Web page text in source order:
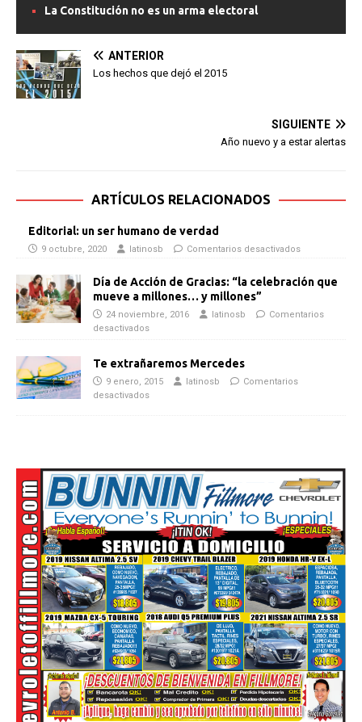
La Constitución no es un arma electoral
ANTERIOR
Los hechos que dejó el 2015
SIGUIENTE
Año nuevo y a estar alertas
ARTÍCULOS RELACIONADOS
Editorial: un ser humano de verdad
9 octubre, 2020 latinosb Comentarios desactivados
Día de Acción de Gracias: “la celebración que
mueve a millones… y millones”
24 noviembre, 2016 latinosb
Comentarios
desactivados
Te extrañaremos Mercedes
9 enero, 2015 latinosb
Comentarios
desactivados